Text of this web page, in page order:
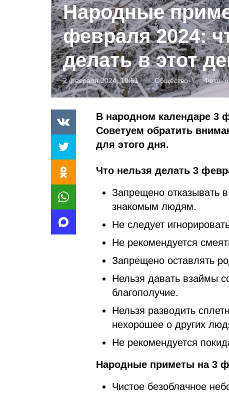
Народные
февраля 2024:
делать в этот
2 февраля 2024, 10:51 Общество Фото:
В народном календаре 3
Советуем обратить
для этого дня.
Что нельзя делать 3
Запрещено отказывать
знакомым людям.
Не следует
Не рекомендуется
Запрещено оставлять
Нельзя давать взаймы
благополучие.
Нельзя разводить
нехорошее о других
Не рекомендуется
Народные приметы на 3
Чистое безоблачное